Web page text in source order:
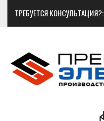
ТРЕБУЕТСЯ КОНСУЛЬТАЦИЯ?: